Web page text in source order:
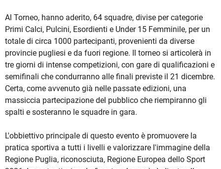
Al Torneo, hanno aderito, 64 squadre, divise per categorie
Primi Calci, Pulcini, Esordienti e Under 15 Femminile, per un
totale di circa 1000 partecipanti, provenienti da diverse
provincie pugliesi e da fuori regione. Il torneo si articolerà in
tre giorni di intense competizioni, con gare di qualificazioni e
semifinali che condurranno alle finali previste il 21 dicembre.
Certa, come avvenuto già nelle passate edizioni, una
massiccia partecipazione del pubblico che riempiranno gli
spalti e sosteranno le squadre in gara.
L'obbiettivo principale di questo evento è promuovere la
pratica sportiva a tutti i livelli e valorizzare l'immagine della
Regione Puglia, riconosciuta, Regione Europea dello Sport